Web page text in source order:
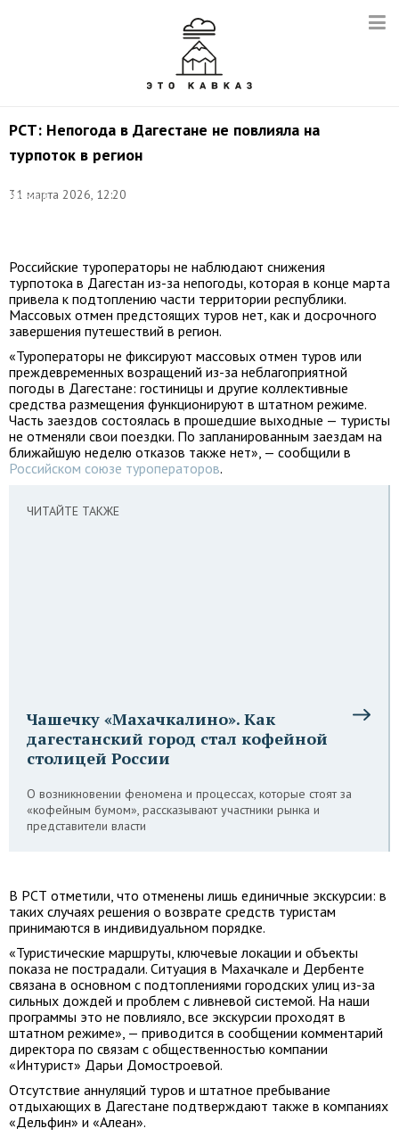
РСТ: Непогода в Дагестане не повлияла на
турпоток в регион
31 марта 2026, 12:20
Валерий
Российские туроператоры не наблюдают снижения
турпотока в Дагестан из-за непогоды, которая в конце марта
привела к подтоплению части территории республики.
Массовых отмен предстоящих туров нет, как и досрочного
завершения путешествий в регион.
«Туроператоры не фиксируют массовых отмен туров или
преждевременных возращений из-за неблагоприятной
погоды в Дагестане: гостиницы и другие коллективные
средства размещения функционируют в штатном режиме.
Часть заездов состоялась в прошедшие выходные — туристы
не отменяли свои поездки. По запланированным заездам на
ближайшую неделю отказов также нет», — сообщили в
Российском союзе туроператоров.
ЧИТАЙТЕ ТАКЖЕ
Чашечку «Махачкалино». Как
дагестанский город стал кофейной
столицей России
О возникновении феномена и процессах, которые стоят за
«кофейным бумом», рассказывают участники рынка и
представители власти
В РСТ отметили, что отменены лишь единичные экскурсии: в
таких случаях решения о возврате средств туристам
принимаются в индивидуальном порядке.
«Туристические маршруты, ключевые локации и объекты
показа не пострадали. Ситуация в Махачкале и Дербенте
связана в основном с подтоплениями городских улиц из-за
сильных дождей и проблем с ливневой системой. На наши
программы это не повлияло, все экскурсии проходят в
штатном режиме», — приводится в сообщении комментарий
директора по связам с общественностью компании
«Интурист» Дарьи Домостроевой.
Отсутствие аннуляций туров и штатное пребывание
отдыхающих в Дагестане подтверждают также в компаниях
«Дельфин» и «Алеан».